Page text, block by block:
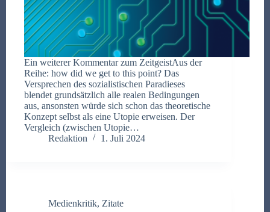
Ein weiterer Kommentar zum ZeitgeistAus der
Reihe: how did we get to this point? Das
Versprechen des sozialistischen Paradieses
blendet grundsätzlich alle realen Bedingungen
aus, ansonsten würde sich schon das theoretische
Konzept selbst als eine Utopie erweisen. Der
Vergleich (zwischen Utopie…
Redaktion
1. Juli 2024
Medienkritik, Zitate